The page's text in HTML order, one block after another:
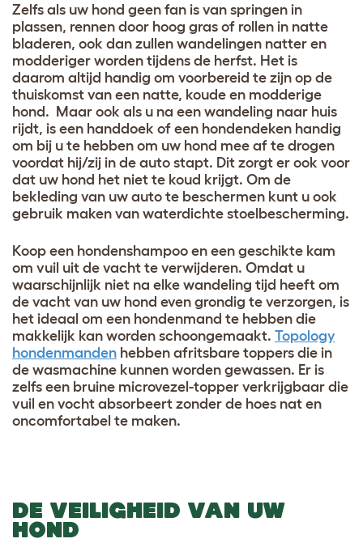
Zelfs als uw hond geen fan is van springen in
plassen, rennen door hoog gras of rollen in natte
bladeren, ook dan zullen wandelingen natter en
modderiger worden tijdens de herfst. Het is
daarom altijd handig om voorbereid te zijn op de
thuiskomst van een natte, koude en modderige
hond. Maar ook als u na een wandeling naar huis
rijdt, is een handdoek of een hondendeken handig
om bij u te hebben om uw hond mee af te drogen
voordat hij/zij in de auto stapt. Dit zorgt er ook voor
dat uw hond het niet te koud krijgt. Om de
bekleding van uw auto te beschermen kunt u ook
gebruik maken van waterdichte stoelbescherming.
Koop een hondenshampoo en een geschikte kam
om vuil uit de vacht te verwijderen. Omdat u
waarschijnlijk niet na elke wandeling tijd heeft om
de vacht van uw hond even grondig te verzorgen, is
het ideaal om een hondenmand te hebben die
makkelijk kan worden schoongemaakt. Topology
hondenmanden hebben afritsbare toppers die in
de wasmachine kunnen worden gewassen. Er is
zelfs een bruine microvezel-topper verkrijgbaar die
vuil en vocht absorbeert zonder de hoes nat en
oncomfortabel te maken.
DE VEILIGHEID VAN UW
HOND